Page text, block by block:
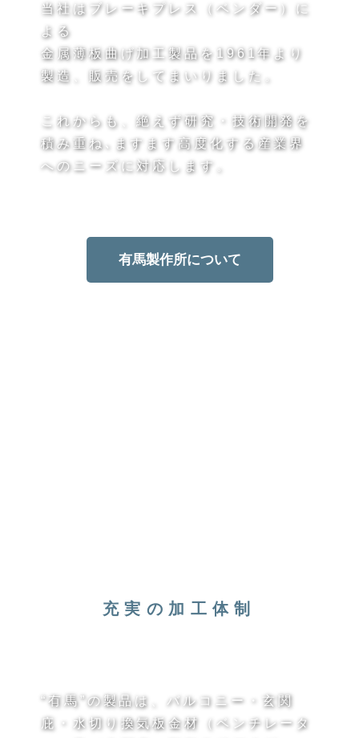
当社はブレーキプレス（ベンダー）に
よる
金属薄板曲げ加工製品を1961年より
製造、販売をしてまいりました。
これからも、絶えず研究・技術開発を
積み重ね､ ますます高度化する産業界
へのニーズに対応します。
有馬製作所について
充実の加工体制
“有馬”の製品は、バルコニー・玄関
庇・水切り 換気板金材（ベンチレータ